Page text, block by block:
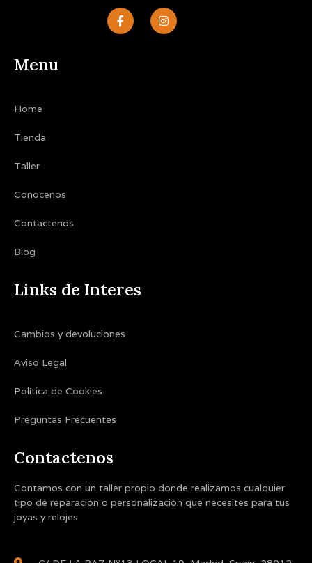
F
a
c
I
n
s
Menu
Home
Tienda
Taller
Conócenos
Contactenos
Blog
Links de Interes
Cambios y devoluciones
Aviso Legal
Política de Cookies
Preguntas Frecuentes
Contactenos
Contamos con un taller propio donde realizamos cualquier
tipo de reparación o personalización que necesites para tus
joyas y relojes